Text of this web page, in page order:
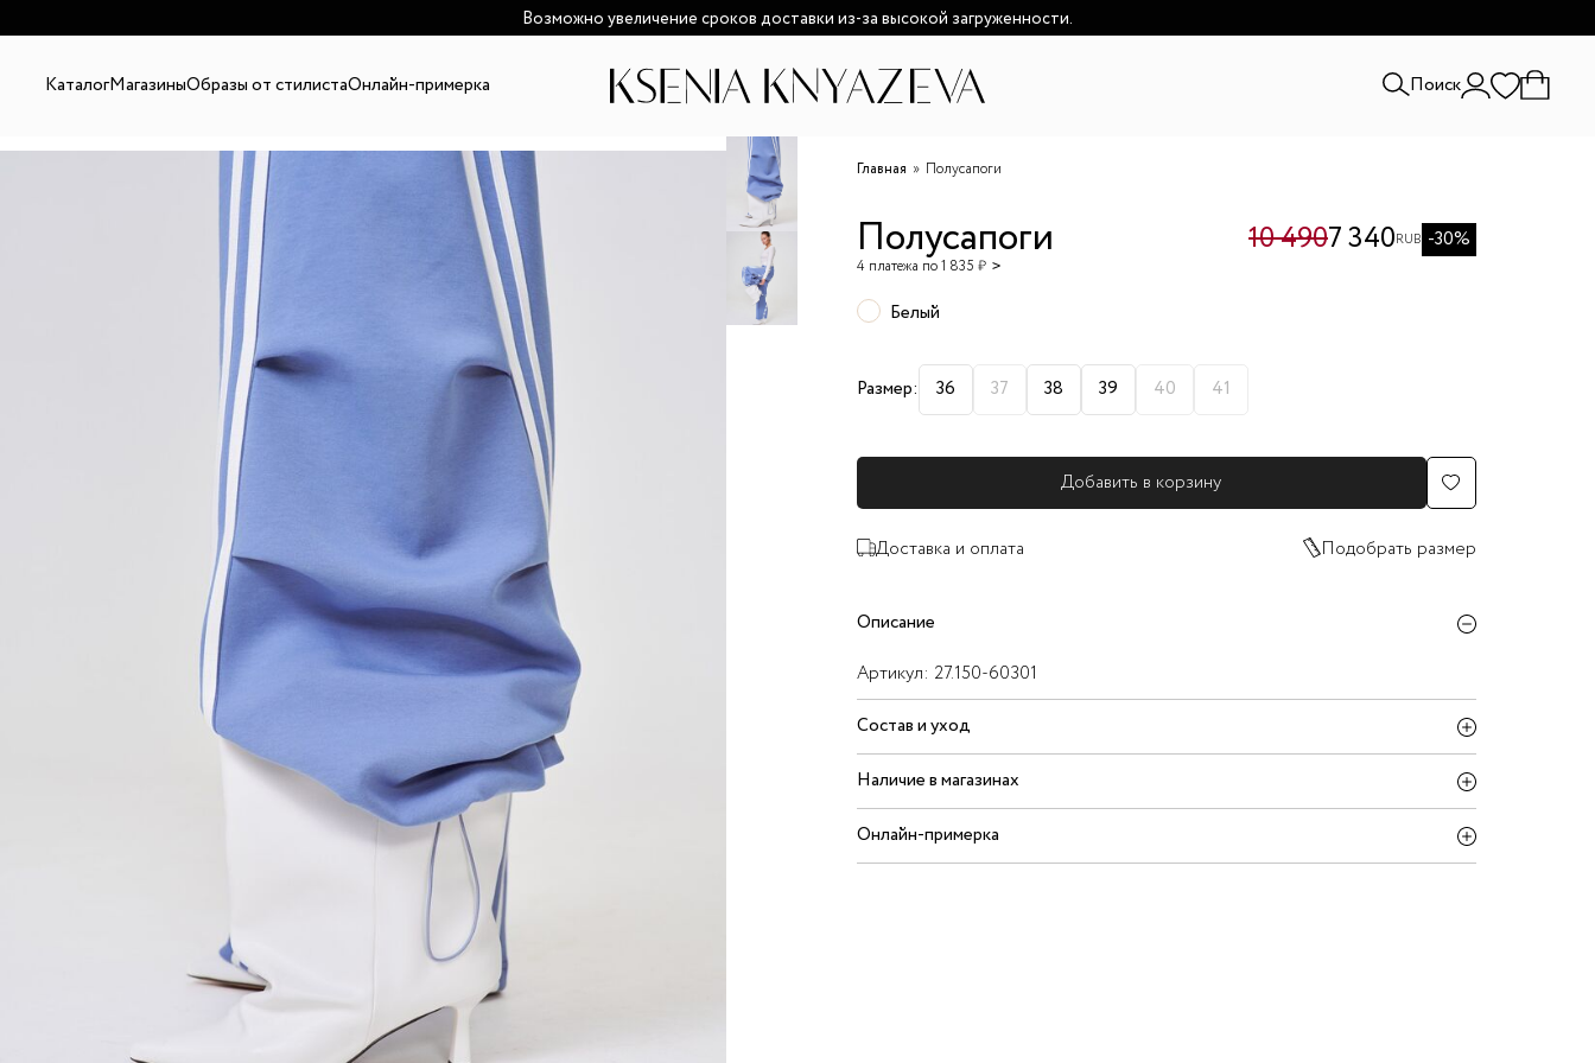
Возможно увеличение сроков доставки из-за высокой загруженности.
КаталогМагазиныОбразы от стилистаОнлайн-примерка Поиск
Главная Полусапоги
Полусапоги
4 платежа по 1 835 ₽
10 4907 340RUB -30%
Белый
Размер: 36 37 38 39 40 41
Добавить в корзину
Доставка и оплата Подобрать размер
Описание
Артикул: 27.150-60301
Состав и уход
Наличие в магазинах
Онлайн-примерка